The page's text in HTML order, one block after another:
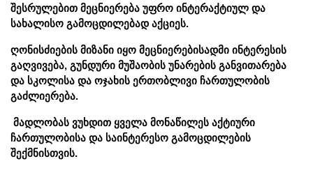
შესრულებით მეცნიერება უფრო ინტერაქტიულ და
სახალისო გამოცდილებად აქციეს.
ღონისძიების მიზანი იყო მეცნიერებისადმი ინტერესის
გაღვივება, გუნდური მუშაობის უნარების განვითარება
და სკოლისა და ოჯახის ერთობლივი ჩართულობის
გაძლიერება.
მადლობას ვუხდით ყველა მონაწილეს აქტიური
ჩართულობისა და საინტერესო გამოცდილების
შექმნისთვის.